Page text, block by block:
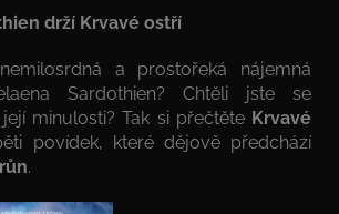
drží Krvavé ostří
a prostořeká nájemná
Sardothien? Chtěli jste se
minulosti? Tak si přečtěte Krvavé
povídek, které dějově předchází
.